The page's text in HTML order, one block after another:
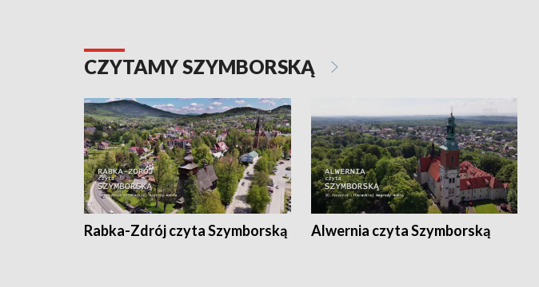
CZYTAMY SZYMBORSKĄ
Rabka-Zdrój czyta Szymborską Alwernia czyta Szymborską